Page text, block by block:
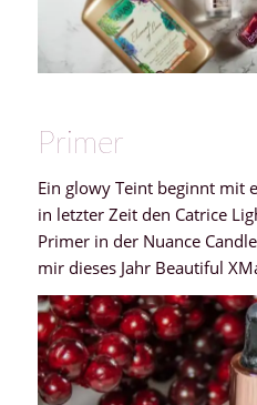
Primer
Ein glowy Teint beginnt mit
in letzter Zeit den Catrice
Primer in der Nuance
mir dieses Jahr Beautiful